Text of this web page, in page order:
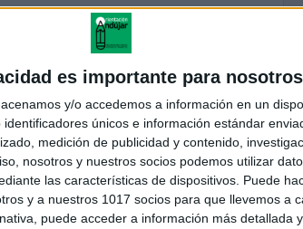
es importante para nosotros
y/o accedemos a información en un
únicos e información estándar
medición de publicidad y contenido,
nosotros y nuestros socios podemos utilizar
las características de dispositivos. Puede
y a nuestros 1017 socios para que llevemos a
puede acceder a información más detallada